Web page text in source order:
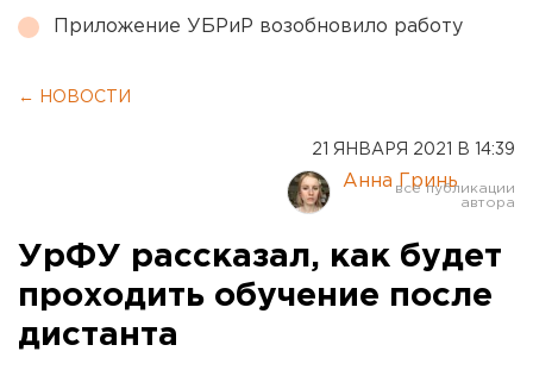
Приложение УБРиР возобновило работу
← НОВОСТИ
21 ЯНВАРЯ 2021 В 14:39
Анна Гринь
УрФУ рассказал, как будет
проходить обучение после
дистанта